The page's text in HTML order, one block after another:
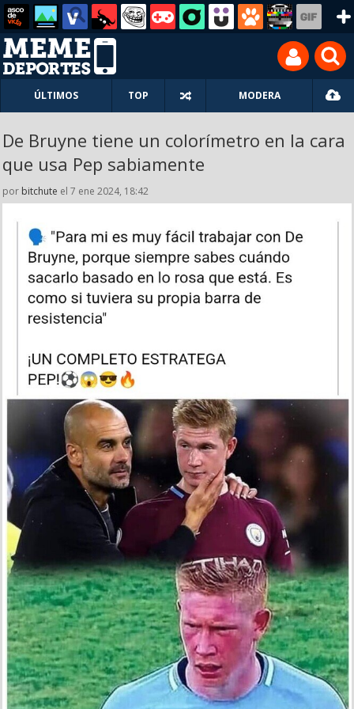
ÚLTIMOS TOP MODERA
De Bruyne tiene un colorímetro en la cara
que usa Pep sabiamente
por bitchute el 7 ene 2024, 18:42